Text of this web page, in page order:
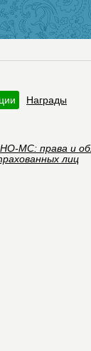
Награды
МС: права и
лиц